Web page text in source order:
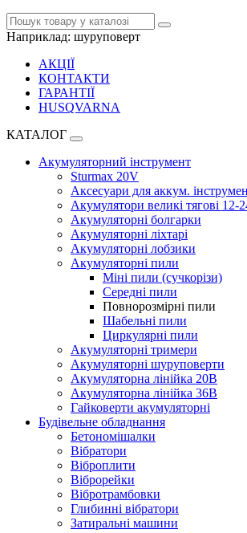
Наприклад: шуруповерт
АКЦІЇ
КОНТАКТИ
ГАРАНТІЇ
HUSQVARNA
КАТАЛОГ
Акумуляторний інструмент
Sturmax 20V
Аксесуари для аккум.
Акумулятори великі тягові 12-
Акумуляторні болгарки
Акумуляторні ліхтарі
Акумуляторні лобзики
Акумуляторні пили
Міні пили (сучкорізи)
Середні пили
Повнорозмірні пили
Шабельні пили
Циркулярні пили
Акумуляторні тримери
Акумуляторні шуруповерти
Акумуляторна лінійка 20В
Акумуляторна лінійка 36В
Гайковерти акумуляторні
Будівельне обладнання
Бетономішалки
Вібратори
Віброплити
Віброрейки
Вібротрамбовки
Глибинні вібратори
Затиральні машини